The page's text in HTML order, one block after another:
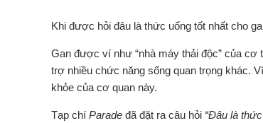
Khi được hỏi đâu là thức uống tốt nhất cho
Gan được ví như “nhà máy thải độc” của cơ
trợ nhiều chức năng sống quan trọng khác.
khỏe của cơ quan này.
Tạp chí Parade đã đặt ra câu hỏi “Đâu là